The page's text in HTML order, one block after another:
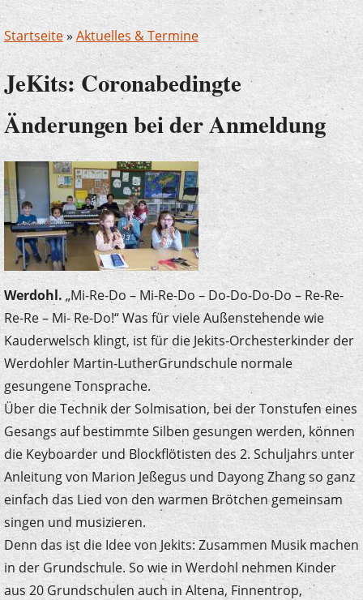
Startseite»Aktuelles & Termine
JeKits: Coronabedingte
Änderungen bei der Anmeldung
Werdohl.„Mi-Re-Do – Mi-Re-Do – Do-Do-Do-Do – Re-Re-
Re-Re – Mi- Re-Do!“ Was für viele Außenstehende wie
Kauderwelsch klingt, ist für die Jekits-Orchesterkinder der
Werdohler Martin-LutherGrundschule normale
gesungene Tonsprache.
Über die Technik der Solmisation, bei der Tonstufen eines
Gesangs auf bestimmte Silben gesungen werden, können
die Keyboarder und Blockflötisten des 2. Schuljahrs unter
Anleitung von Marion Jeßegus und Dayong Zhang so ganz
einfach das Lied von den warmen Brötchen gemeinsam
singen und musizieren.
Denn das ist die Idee von Jekits: Zusammen Musik machen
in der Grundschule. So wie in Werdohl nehmen Kinder
aus 20 Grundschulen auch in Altena, Finnentrop,